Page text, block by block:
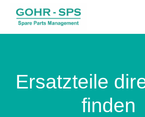
Ersatzteile
finden